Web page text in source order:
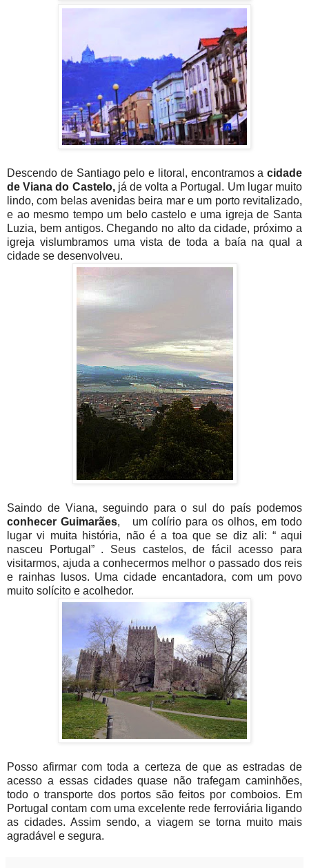
Descendo de Santiago pelo e litoral, encontramos a cidade
de Viana do Castelo,já de volta a Portugal. Um lugar muito
lindo, com belas avenidas beira mar e um porto revitalizado,
e ao mesmo tempo um belo castelo e uma igreja de Santa
Luzia, bem antigos. Chegando no alto da cidade, próximo a
igreja vislumbramos uma vista de toda a baía na qual a
cidade se desenvolveu.
Saindo de Viana, seguindo para o sul do país podemos
conhecer Guimarães, um colírio para os olhos, em todo
lugar vi muita história, não é a toa que se diz ali: “ aqui
nasceu Portugal” . Seus castelos, de fácil acesso para
visitarmos, ajuda a conhecermos melhor o passado dos reis
e rainhas lusos. Uma cidade encantadora, com um povo
muito solícito e acolhedor.
Posso afirmar com toda a certeza de que as estradas de
acesso a essas cidades quase não trafegam caminhões,
todo o transporte dos portos são feitos por comboios. Em
Portugal contam com uma excelente rede ferroviária ligando
as cidades. Assim sendo, a viagem se torna muito mais
agradável e segura.